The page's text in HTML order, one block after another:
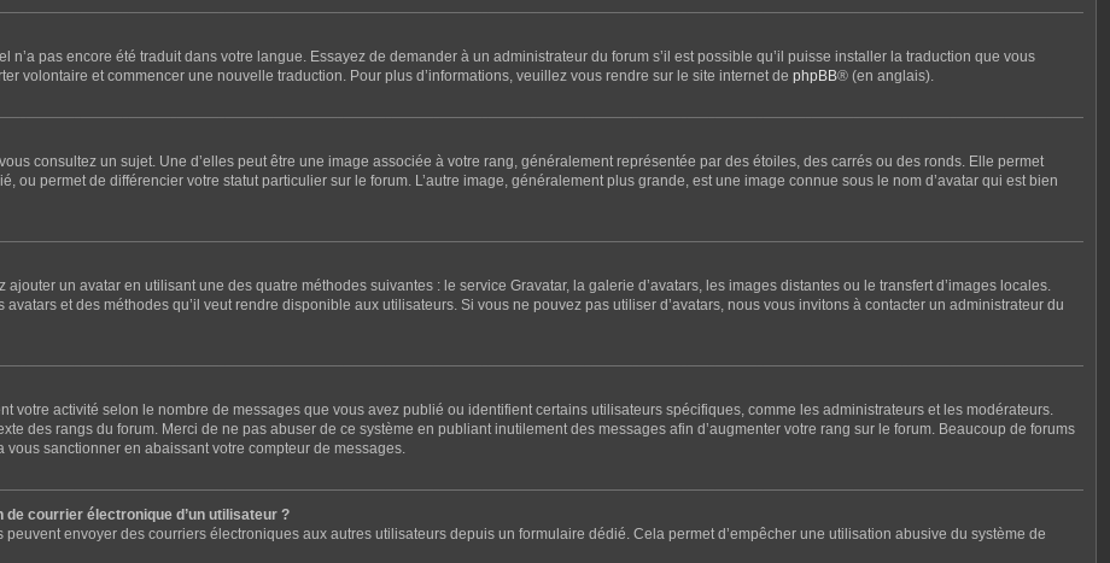
n’a pas encore été traduit dans votre langue. Essayez de demander à un administrateur du forum s’il est possible qu’il puisse installer la traduction que vous
volontaire et commencer une nouvelle traduction. Pour plus d’informations, veuillez vous rendre sur le site internet de phpBB® (en anglais).
consultez un sujet. Une d’elles peut être une image associée à votre rang, généralement représentée par des étoiles, des carrés ou des ronds. Elle permet
ou permet de différencier votre statut particulier sur le forum. L’autre image, généralement plus grande, est une image connue sous le nom d’avatar qui est bien
un avatar en utilisant une des quatre méthodes suivantes : le service Gravatar, la galerie d’avatars, les images distantes ou le transfert d’images locales.
et des méthodes qu’il veut rendre disponible aux utilisateurs. Si vous ne pouvez pas utiliser d’avatars, nous vous invitons à contacter un administrateur du
votre activité selon le nombre de messages que vous avez publié ou identifient certains utilisateurs spécifiques, comme les administrateurs et les modérateurs.
des rangs du forum. Merci de ne pas abuser de ce système en publiant inutilement des messages afin d’augmenter votre rang sur le forum. Beaucoup de forums
sanctionner en abaissant votre compteur de messages.
de courrier électronique d’un utilisateur ?
envoyer des courriers électroniques aux autres utilisateurs depuis un formulaire dédié. Cela permet d’empêcher une utilisation abusive du système de